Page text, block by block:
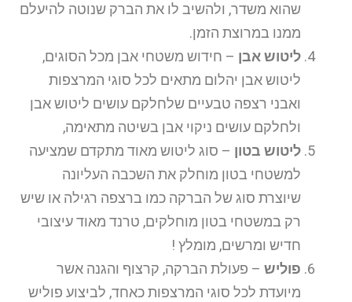
שהוא משדר, ולהשיב לו את הברק שנוטה להיעלם
ממנו במרוצת הזמן.
ליטוש אבן – חידוש משטחי אבן מכל הסוגים,
ליטוש אבן יהלום מתאים לכל סוגי המרצפות
ואבני רצפה טבעיים שלחלקם עושים ליטוש אבן
ולחלקם עושים ניקוי אבן בשיטה מתאימה,
ליטוש בטון – סוג ליטוש מאוד מתקדם שמציעה
למשטחי בטון מוחלק את השכבה העליונה
שיוצרת סוג של הברקה כמו ברצפה רגילה או שיש
רק במשטחי בטון מוחלקים, טרנד מאוד עיצובי
חדיש ומרשים, מומלץ !
פוליש – פעולת הברקה, קרצוף והגנה אשר
מיועדת לכל סוגי המרצפות כאחד, לביצוע פוליש